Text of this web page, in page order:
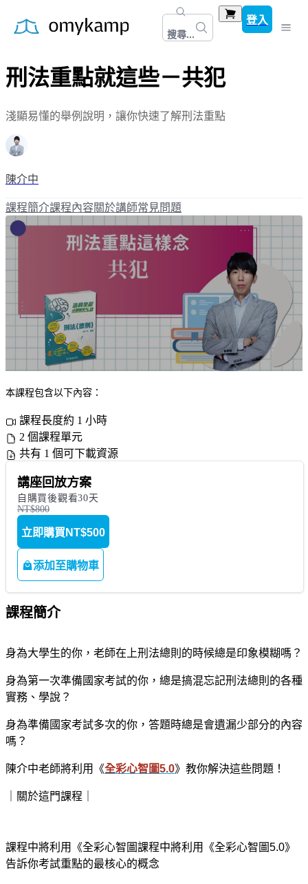
搜尋...
登入
刑法重點就這些－共犯
淺顯易懂的舉例說明，讓你快速了解刑法重點
陳介中
課程簡介課程內容關於講師常見問題
本課程包含以下內容：
課程長度約 1 小時
2 個課程單元
共有 1 個可下載資源
講座回放方案
自購買後觀看30天
NT$800
立即購買 NT$500
添加至購物車
課程簡介
身為大學生的你，老師在上刑法總則的時候總是印象模糊嗎？
身為第一次準備國家考試的你，總是搞混忘記刑法總則的各種
實務、學說？
身為準備國家考試多次的你，答題時總是會遺漏少部分的內容
嗎？
陳介中老師將利用《全彩心智圖5.0》教你解決這些問題！
｜關於這門課程｜
課程中將利用《全彩心智圖課程中將利用《全彩心智圖5.0》
告訴你考試重點的最核心的概念